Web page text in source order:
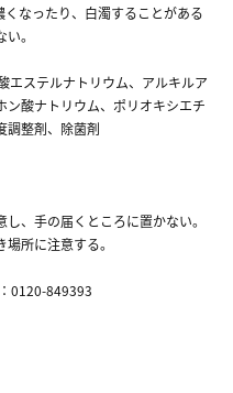
なったり、白濁することがある
。
エステルナトリウム、アルキルア
ン酸ナトリウム、ポリオキシエチ
調整剤、除菌剤
、手の届くところに置かない。
所に注意する。
0120-849393